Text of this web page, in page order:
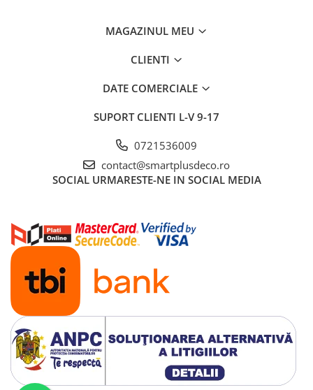
MAGAZINUL MEU
CLIENTI
DATE COMERCIALE
SUPORT CLIENTI L-V 9-17
0721536009
contact@smartplusdeco.ro
SOCIAL URMARESTE-NE IN SOCIAL MEDIA